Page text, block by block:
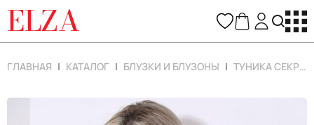
ELZA
ГЛАВНАЯ КАТАЛОГ БЛУЗКИ И БЛУЗОНЫ ТУНИКА СЕКРЕТ НА МИЛЛИОН (ИЗУМРУД)